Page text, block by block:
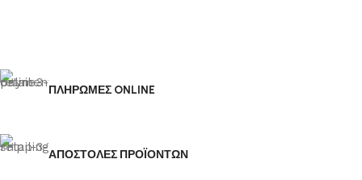
ΠΛΗΡΩΜΕΣ ONLINE
ΑΠΟΣΤΟΛΕΣ ΠΡΟΪΟΝΤΩΝ